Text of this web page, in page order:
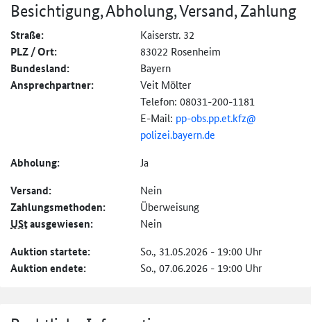
Besichtigung, Abholung, Versand, Zahlung
Straße: Kaiserstr. 32
PLZ / Ort: 83022 Rosenheim
Bundesland: Bayern
Ansprechpartner:
Veit Mölter
Telefon: 08031-200-1181
E-Mail: pp-obs.pp.et.kfz@
polizei.bayern.de
Abholung: Ja
Versand: Nein
Zahlungs­methoden: Überweisung
UStausgewiesen: Nein
Auktion startete: So., 31.05.2026 - 19:00 Uhr
Auktion endete: So., 07.06.2026 - 19:00 Uhr